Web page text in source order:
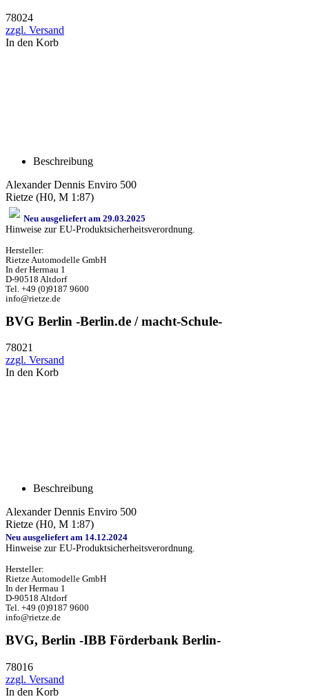
78024
zzgl. Versand
In den Korb
Beschreibung
Alexander Dennis Enviro 500
Rietze (H0, M 1:87)
Neu ausgeliefert am 29.03.2025
Hinweise zur EU-Produktsicherheitsverordnung.
Hersteller:
Rietze Automodelle GmbH
In der Herrnau 1
D-90518 Altdorf
Tel. +49 (0)9187 9600
info@rietze.de
BVG Berlin -Berlin.de / macht-Schule-
78021
zzgl. Versand
In den Korb
Beschreibung
Alexander Dennis Enviro 500
Rietze (H0, M 1:87)
Neu ausgeliefert am 14.12.2024
Hinweise zur EU-Produktsicherheitsverordnung.
Hersteller:
Rietze Automodelle GmbH
In der Herrnau 1
D-90518 Altdorf
Tel. +49 (0)9187 9600
info@rietze.de
BVG, Berlin -IBB Förderbank Berlin-
78016
zzgl. Versand
In den Korb